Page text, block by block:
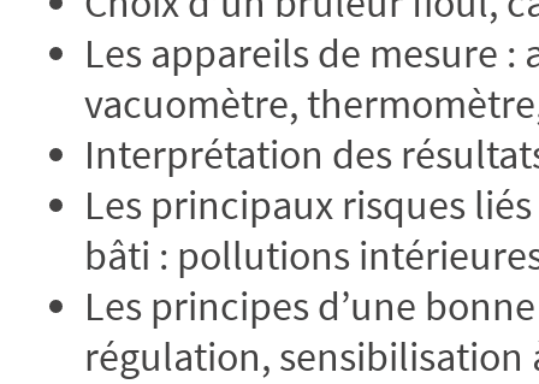
Les appareils de mesure
vacuomètre,
Interprétation des
Les principaux risques
bâti : pollutions
Les principes d’une
régulation,